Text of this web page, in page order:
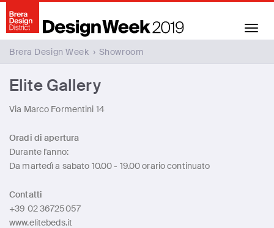
Toggle
navigation
Brera Design Week › Showroom
Elite Gallery
Via Marco Formentini 14
Oradi di apertura
Durante l'anno:
Da martedì a sabato 10.00 - 19.00 orario continuato
Contatti
+39 02 36725057
www.elitebeds.it